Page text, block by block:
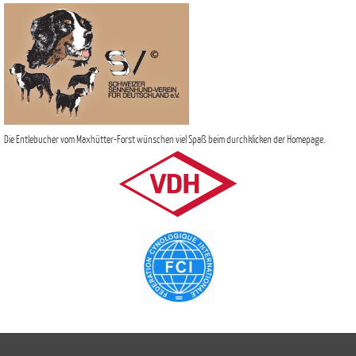
Die Entlebucher vom Maxhütter-Forst wünschen viel Spaß beim durchklicken der Homepage.